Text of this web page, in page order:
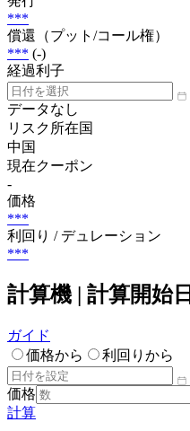
***
償還（プット/コール権）
*** (-)
経過利子
データなし
リスク所在国
中国
現在クーポン
-
価格
***
利回り / デュレーション
***
計算機 | 計算開始日
ガイド
価格から
利回りから
価格
計算